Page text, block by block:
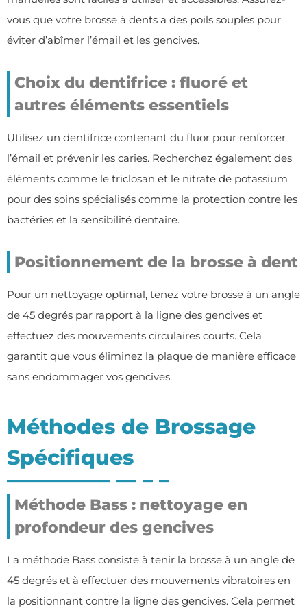
vous que votre brosse à dents a des poils souples pour
éviter d’abîmer l’émail et les gencives.
Choix du dentifrice : fluoré et
autres éléments essentiels
Utilisez un dentifrice contenant du fluor pour renforcer
l’émail et prévenir les caries. Recherchez également des
éléments comme le triclosan et le nitrate de potassium
pour des soins spécialisés comme la protection contre les
bactéries et la sensibilité dentaire.
Positionnement de la brosse à dent
Pour un nettoyage optimal, tenez votre brosse à un angle
de 45 degrés par rapport à la ligne des gencives et
effectuez des mouvements circulaires courts. Cela
garantit que vous éliminez la plaque de manière efficace
sans endommager vos gencives.
Méthodes de Brossage
Spécifiques
Méthode Bass : nettoyage en
profondeur des gencives
La méthode Bass consiste à tenir la brosse à un angle de
45 degrés et à effectuer des mouvements vibratoires en
la positionnant contre la ligne des gencives. Cela permet